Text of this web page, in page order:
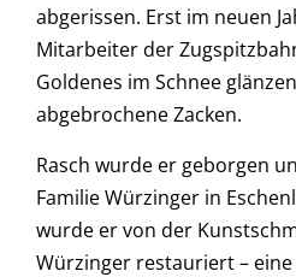
abgerissen. Erst im neuen
Mitarbeiter der
Goldenes im Schnee
abgebrochene Zacken.
Rasch wurde er geborgen
Familie Würzinger in
wurde er von der
Würzinger restauriert –